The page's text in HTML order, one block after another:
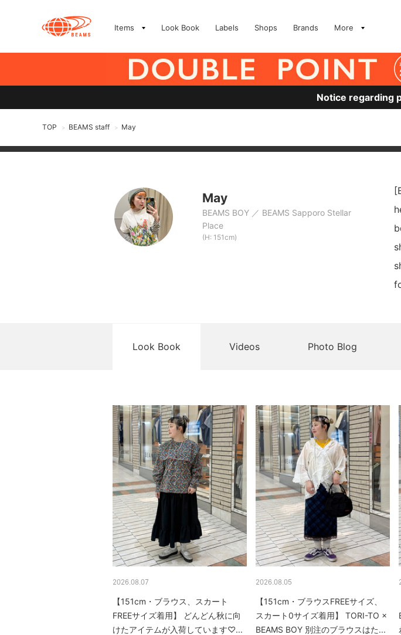
Items Look Book Labels Shops Brands More
Notice regarding
TOP > BEAMS staff > May
May
BEAMS BOY
BEAMS Sapporo Stellar
Place
(H: 151cm)
Look Book Videos Photo Blog
2026.08.07
【151cm・ブラウス、スカート
FREEサイズ着用】 どんどん秋に向
けたアイテムが入荷しています♡...
2026.08.05
【151cm・ブラウスFREEサイズ、
スカート0サイズ着用】 TORI-TO ×
BEAMS BOY 別注のブラウスはた...